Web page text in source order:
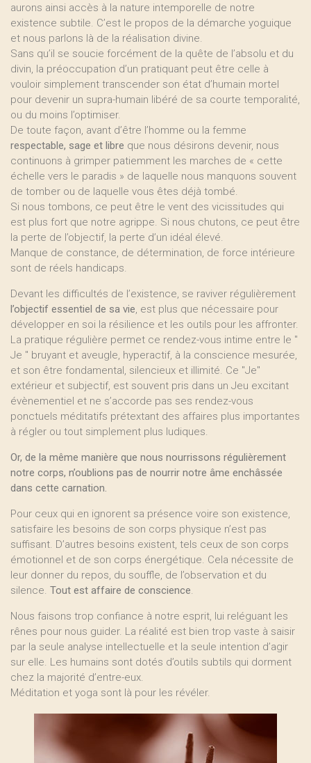
aurons ainsi accès à la nature intemporelle de notre
existence subtile. C’est le propos de la démarche yoguique
et nous parlons là de la réalisation divine.
Sans qu’il se soucie forcément de la quête de l’absolu et du
divin, la préoccupation d’un pratiquant peut être celle à
vouloir simplement transcender son état d’humain mortel
pour devenir un supra-humain libéré de sa courte temporalité,
ou du moins l’optimiser.
De toute façon, avant d’être l’homme ou la femme
respectable, sage et libre que nous désirons devenir, nous
continuons à grimper patiemment les marches de « cette
échelle vers le paradis » de laquelle nous manquons souvent
de tomber ou de laquelle vous êtes déjà tombé.
Si nous tombons, ce peut être le vent des vicissitudes qui
est plus fort que notre agrippe. Si nous chutons, ce peut être
la perte de l’objectif, la perte d’un idéal élevé.
Manque de constance, de détermination, de force intérieure
sont de réels handicaps.
Devant les difficultés de l’existence, se raviver régulièrement
l’objectif essentiel de sa vie, est plus que nécessaire pour
développer en soi la résilience et les outils pour les affronter.
La pratique régulière permet ce rendez-vous intime entre le "
Je " bruyant et aveugle, hyperactif, à la conscience mesurée,
et son être fondamental, silencieux et illimité. Ce "Je"
extérieur et subjectif, est souvent pris dans un Jeu excitant
évènementiel et ne s’accorde pas ses rendez-vous
ponctuels méditatifs prétextant des affaires plus importantes
à régler ou tout simplement plus ludiques.
Or, de la même manière que nous nourrissons régulièrement
notre corps, n’oublions pas de nourrir notre âme enchâssée
dans cette carnation.
Pour ceux qui en ignorent sa présence voire son existence,
satisfaire les besoins de son corps physique n’est pas
suffisant. D’autres besoins existent, tels ceux de son corps
émotionnel et de son corps énergétique. Cela nécessite de
leur donner du repos, du souffle, de l’observation et du
silence. Tout est affaire de conscience.
Nous faisons trop confiance à notre esprit, lui reléguant les
rênes pour nous guider. La réalité est bien trop vaste à saisir
par la seule analyse intellectuelle et la seule intention d’agir
sur elle. Les humains sont dotés d’outils subtils qui dorment
chez la majorité d’entre-eux.
Méditation et yoga sont là pour les révéler.